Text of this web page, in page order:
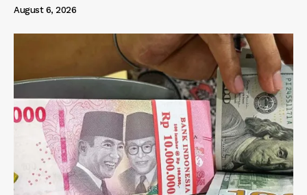
August 6, 2026